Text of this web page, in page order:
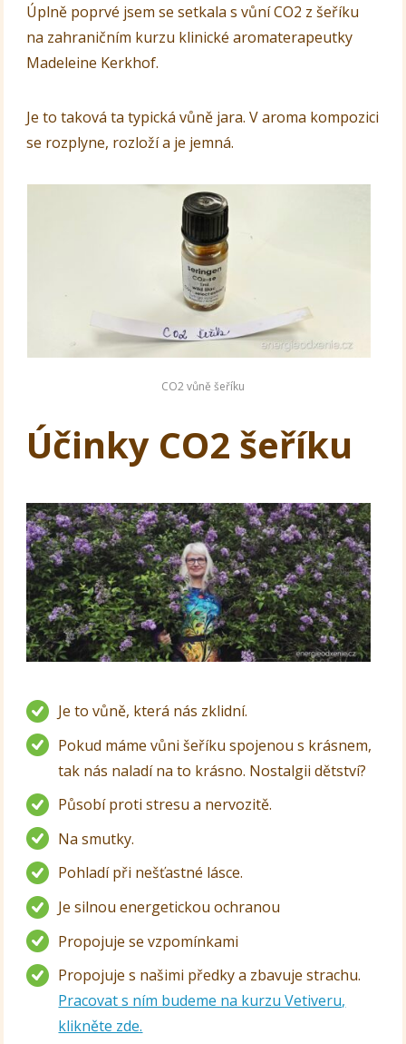
Úplně poprvé jsem se setkala s vůní CO2 z šeříku
na zahraničním kurzu klinické aromaterapeutky
Madeleine Kerkhof.
Je to taková ta typická vůně jara. V aroma kompozici
se rozplyne, rozloží a je jemná.
CO2 vůně šeříku
Účinky CO2 šeříku
Je to vůně, která nás zklidní.
Pokud máme vůni šeříku spojenou s krásnem,
tak nás naladí na to krásno. Nostalgii dětství?
Působí proti stresu a nervozitě.
Na smutky.
Pohladí při nešťastné lásce.
Je silnou energetickou ochranou
Propojuje se vzpomínkami
Propojuje s našimi předky a zbavuje strachu.
Pracovat s ním budeme na kurzu Vetiveru,
klikněte zde.